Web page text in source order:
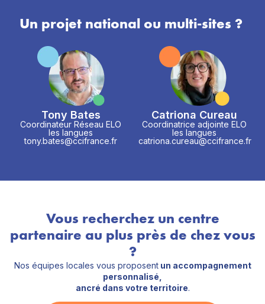
Un projet national ou multi-sites ?
Tony Bates
Coordinateur Réseau ELO
les langues
tony.bates@ccifrance.fr
Catriona Cureau
Coordinatrice adjointe ELO
les langues
catriona.cureau@ccifrance.fr
Vous recherchez un centre
partenaire au plus près de chez vous
?
Nos équipes locales vous proposentun accompagnement
personnalisé,
ancré dans votre territoire.